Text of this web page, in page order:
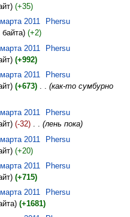
+35
2011
Phersu
байта
+2
2011
Phersu
+992
2011
Phersu
+673 ‎
как-то сумбурно
2011
Phersu
-32 ‎
лень пока
2011
Phersu
+20
2011
Phersu
+715
2011
Phersu
+1681